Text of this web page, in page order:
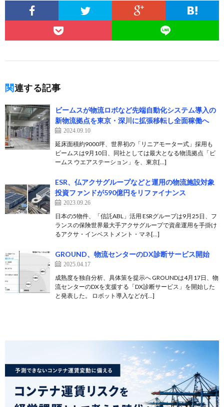
関連する記事
ビームスが物流ロボなど先端自動化システム導入の
新物流拠点を東京・深川に拡張移転し全面稼働へ
2024.09.10
延床面積約9000坪、世界初の「リニアモーター式」採用も
ビームスは9月10日、同社としては最大となる物流拠点「ビ
ームス ウエアステーション」を、東京[…]
ESR、仏アクサグループなどと運用の物流施設対象
投資ファンドが590億円をリファイナンス
2023.09.26
日本の5物件、「信託ABL」活用 ESRグループは9月25日、フ
ランスの保険世界最大手アクサグループで資産運用を手掛け
るアクサ・インベストメント・マネ[…]
GROUND、物流センターのDX診断サービス開始
2025.04.17
成熟度を独自分析、具体策を提示へ GROUNDは4月17日、物
流センターのDXを支援する「DX診断サービス」を開始した
と発表した。 ロボット導入などが[…]